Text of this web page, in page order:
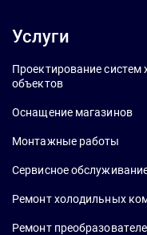
Услуги
Проектирование
объектов
Оснащение магазинов
Монтажные работы
Сервисное
Ремонт холодильных
Ремонт